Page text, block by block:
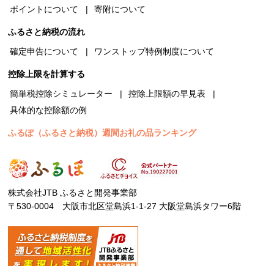
ポイントについて
寄附について
ふるさと納税の流れ
確定申告について
ワンストップ特例制度について
控除上限を計算する
簡単税控除シミュレーター
控除上限額の早見表
具体的な控除額の例
ふるぽ（ふるさと納税）週間お礼の品ランキング
株式会社JTB ふるさと開発事業部
〒530-0004 大阪市北区堂島浜1-1-27 大阪堂島浜タワー6階